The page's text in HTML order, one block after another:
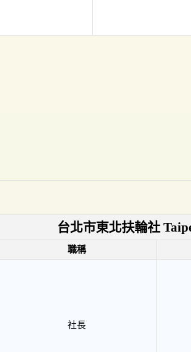
台北市東北扶輪社
職稱
社長